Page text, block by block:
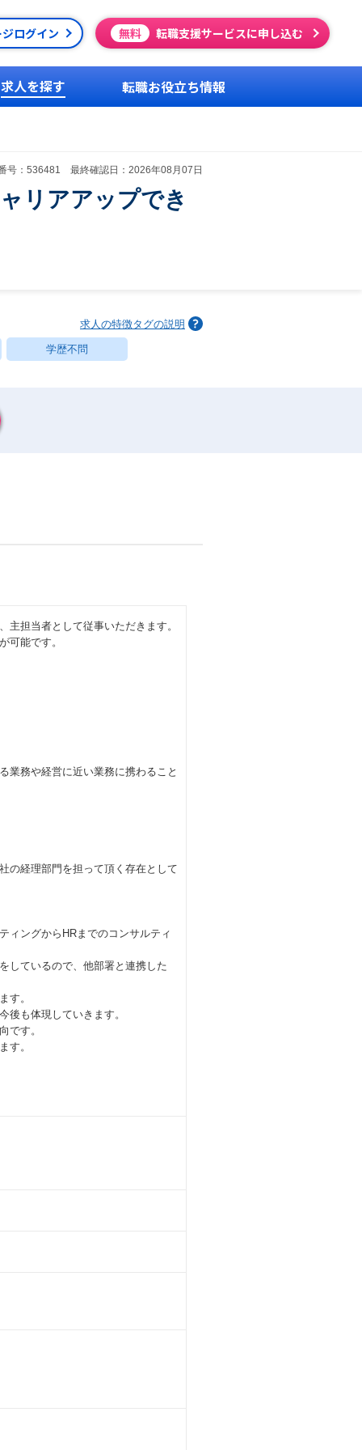
ログイン 無料 転職支援サービスに申し込む
求人を探す 転職お役立ち情報
号：536481 最終確認日：2026年08月07日
リアアップでき
求人の特徴タグの説明
学歴不問
担当者として従事いただきます。
可能です。
業務や経営に近い業務に携わること
の経理部門を担って頂く存在として
ィングからHRまでのコンサルティ
しているので、他部署と連携した
す。
後も体現していきます。
です。
す。